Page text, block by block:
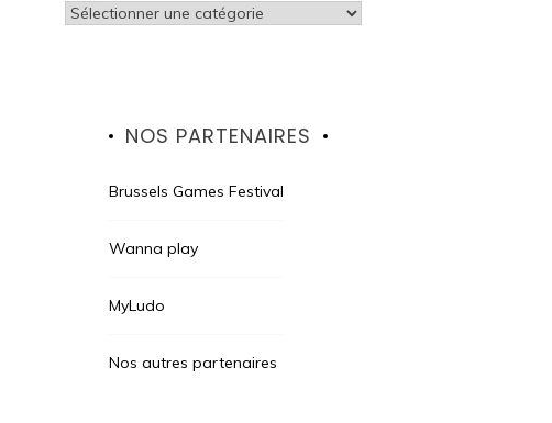
Catégories
NOS PARTENAIRES
Brussels Games Festival
Wanna play
MyLudo
Nos autres partenaires